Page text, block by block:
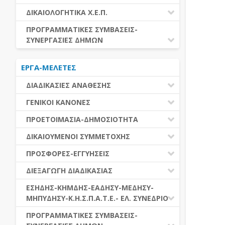
ΕΚΤΕΛΕΣΗ ΥΠΗΡΕΣΙΩΝ
ΕΚΤΕΛΕΣΗ ΠΡΟΜΗΘΕΙΩΝ
ΕΑΑΔΗΣΥ
ΕΑΔΗΣΥ
ΕΛ.ΣΥΝΕΔΡΙΟ
ΕΣΗΔΗΣ
ΔΙΚΑΙΟΛΟΓΗΤΙΚΑ Χ.Ε.Π.
ΔΙΚΑΙΟΛΟΓΗΤΙΚΑ Χ.Ε.Π.
ΠΡΟΓΡΑΜΜΑΤΙΚΕΣ ΣΥΜΒΑΣΕΙΣ-
ΣΥΝΕΡΓΑΣΙΕΣ ΔΗΜΩΝ
ΔΙΕΘΝΕΣ ΚΑΙ ΕΥΡΩΠΑΙΚΟ ΕΠΙΠΕΔΟ
ΠΡΟΓΡΑΜΜΑΤΙΚΕΣ ΣΥΜΒΑΣΕΙΣ
ΕΡΓΑ-ΜΕΛΕΤΕΣ
ΔΙΑΔΙΚΑΣΙΕΣ ΑΝΑΘΕΣΗΣ
ΔΙΑΔΙΚΑΣΙΕΣ ΑΝΑΘΕΣΗΣ
ΣΥΓΚΕΝΤΡΩΤΙΚΕΣ ΔΙΑΔΙΚΑΣΙΕΣ
ΑΝΑΘΕΣΗΣ
ΠΙΝΑΚΕΣ ΔΗΜΟΣΝΕΤ
ΓΕΝΙΚΟΙ ΚΑΝΟΝΕΣ
ΠΕΔΙΟ ΕΦΑΡΜΟΓΗΣ-ΕΝΑΡΞΗ ΙΣΧΥΟΣ
ΗΛΕΚΤΡΟΝΙΚΑ ΜΕΣΑ
ΓΕΝΙΚΕΣ ΑΡΧΕΣ ΚΑΙ ΚΑΝΟΝΕΣ
ΑΞΙΑ ΣΥΜΒΑΣΗΣ
ΕΙΔΗ ΣΥΜΒΑΣΕΩΝ
ΔΙΑΦΟΡΑ
ΠΡΟΕΤΟΙΜΑΣΙΑ-ΔΗΜΟΣΙΟΤΗΤΑ
ΓΝΩΜΟΔΟΤΙΚΑ ΟΡΓΑΝΑ-ΕΠΙΤΡΟΠΕΣ
ΠΡΟΕΤΟΙΜΑΣΙΑ
ΕΓΓΡΑΦΑ ΤΗΣ ΣΥΜΒΑΣΗΣ
ΔΗΜΟΣΙΕΥΣΕΙΣ
ΕΝΑΡΞΗ-ΠΡΟΘΕΣΜΙΕΣ
ΔΙΚΑΙΟΥΜΕΝΟΙ ΣΥΜΜΕΤΟΧΗΣ
ΔΙΚΑΙΟΥΜΕΝΟΙ ΣΥΜΜΕΤΟΧΗΣ
ΚΡΙΤΗΡΙΑ ΕΠΙΛΟΓΗΣ
ΛΟΓΟΙ ΑΠΟΚΛΕΙΣΜΟΥ
ΔΙΚΑΙΟΛΟΓΗΤΙΚΑ ΛΟΓΩΝ
ΑΠΟΚΛΕΙΣΜΟΥ & ΚΡΙΤΗΡΙΩΝ
ΕΠΙΛΟΓΗΣ
ΕΕΕΣ
ΠΡΟΣΦΟΡΕΣ-ΕΓΓΥΗΣΕΙΣ
ΕΓΓΥΗΣΕΙΣ
ΠΡΟΣΦΟΡΕΣ
ΔΙΕΞΑΓΩΓΗ ΔΙΑΔΙΚΑΣΙΑΣ
ΑΞΙΟΛΟΓΗΣΗ ΚΑΙ ΑΝΑΘΕΣΗ
ΑΠΟΤΕΛΕΣΜΑ ΔΙΑΔΙΚΑΣΙΑΣ
ΠΡΟΣΦΥΓΕΣ-ΕΝΣΤΑΣΕΙΣ
ΕΣΗΔΗΣ-ΚΗΜΔΗΣ-ΕΑΔΗΣΥ-ΜΕΔΗΣΥ-
ΜΗΠΥΔΗΣΥ-Κ.Η.Σ.Π.Α.Τ.Ε.- ΕΛ. ΣΥΝΕΔΡΙΟ
ΕΑΑΔΗΣΥ
ΠΡΟΓΡΑΜΜΑΤΙΚΕΣ ΣΥΜΒΑΣΕΙΣ-